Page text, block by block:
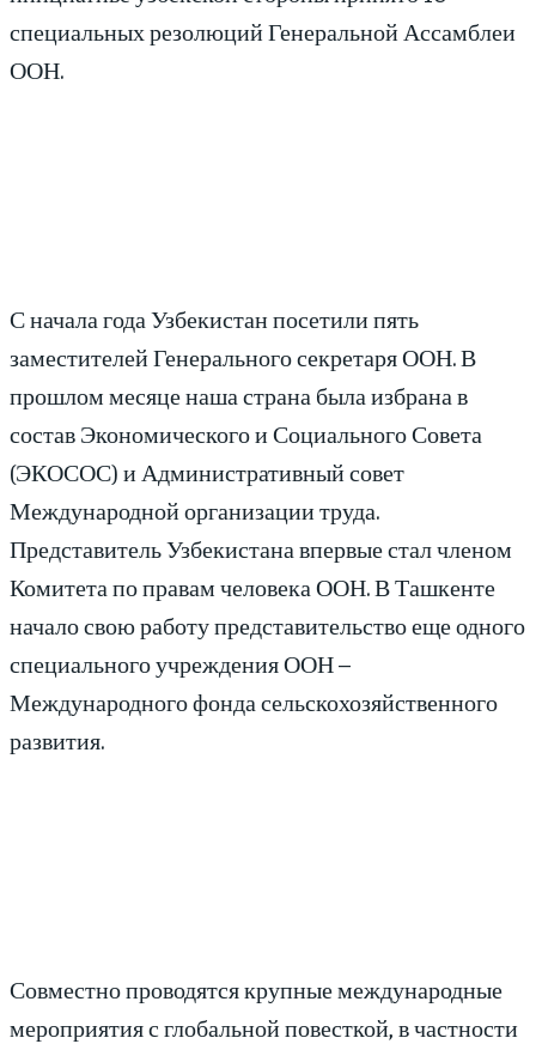
специальных резолюций Генеральной Ассамблеи
ООН.
С начала года Узбекистан посетили пять
заместителей Генерального секретаря ООН. В
прошлом месяце наша страна была избрана в
состав Экономического и Социального Совета
(ЭКОСОС) и Административный совет
Международной организации труда.
Представитель Узбекистана впервые стал членом
Комитета по правам человека ООН. В Ташкенте
начало свою работу представительство еще одного
специального учреждения ООН –
Международного фонда сельскохозяйственного
развития.
Совместно проводятся крупные международные
мероприятия с глобальной повесткой, в частности